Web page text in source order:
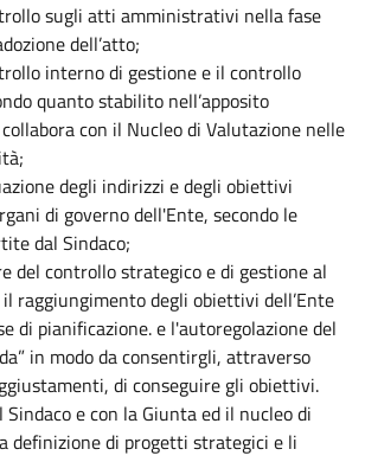
sugli atti amministrativi nella fase
dell’atto;
interno di gestione e il controllo
quanto stabilito nell’apposito
con il Nucleo di Valutazione nelle
degli indirizzi e degli obiettivi
di governo dell'Ente, secondo le
dal Sindaco;
del controllo strategico e di gestione al
raggiungimento degli obiettivi dell’Ente
di pianificazione. e l'autoregolazione del
in modo da consentirgli, attraverso
di conseguire gli obiettivi.
Sindaco e con la Giunta ed il nucleo di
definizione di progetti strategici e li